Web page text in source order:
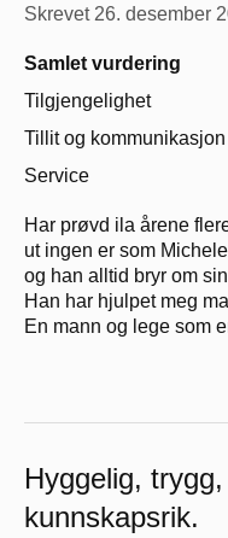
Skrevet 26. desember
Samlet vurdering
Tilgjengelighet
Tillit og kommunikasjon
Service
Har prøvd ila årene
ut ingen er som
og han alltid bryr om
Han har hjulpet meg
En mann og lege som
Hyggelig,
kunnskapsrik.